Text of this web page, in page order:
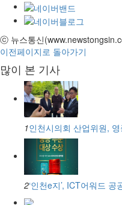
ⓒ 뉴스통신
이전페이지로 돌아가기
많이 본 기사
1인천시의회 산업위원,
2‘인천e지’, ICT어워드